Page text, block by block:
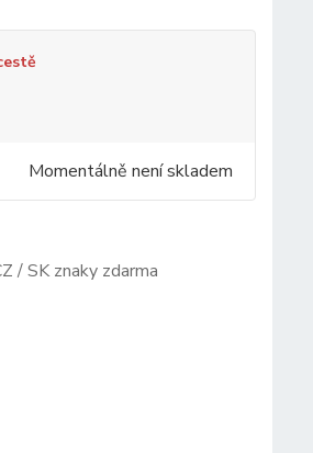
Momentálně není skladem
/ SK znaky zdarma